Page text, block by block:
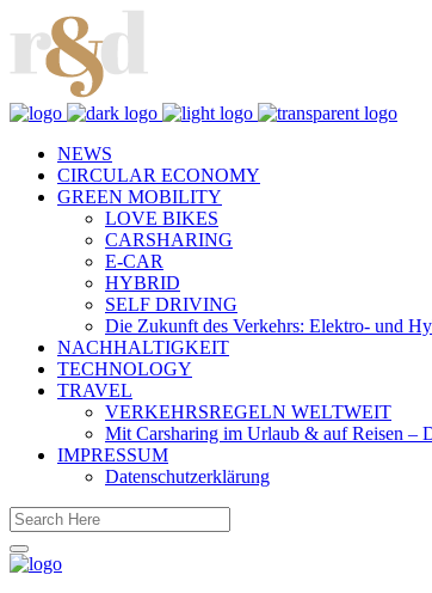
NEWS
CIRCULAR ECONOMY
GREEN MOBILITY
LOVE BIKES
CARSHARING
E-CAR
HYBRID
SELF DRIVING
Die Zukunft des Verkehrs: Elektro- und
NACHHALTIGKEIT
TECHNOLOGY
TRAVEL
VERKEHRSREGELN WELTWEIT
Mit Carsharing im Urlaub & auf Reisen –
IMPRESSUM
Datenschutzerklärung